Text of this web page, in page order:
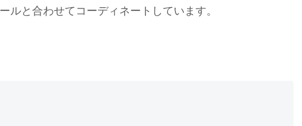
ルと合わせてコーディネートしています。